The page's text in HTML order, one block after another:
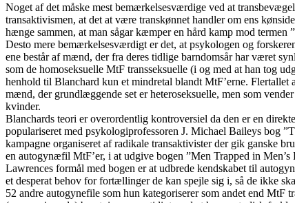
Noget af det måske mest bemærkelsesværdige ved at
transaktivismen, at det at være transkønnet handler om ens
hænge sammen, at man sågar kæmper en hård kamp mod termen
Desto mere bemærkelsesværdigt er det, at psykologen og
ene består af mænd, der fra deres tidlige barndomsår har været
som de homoseksuelle MtF transseksuelle (i og med at han tog
henhold til Blanchard kun et mindretal blandt MtF’erne.
mænd, der grundlæggende set er heteroseksuelle, men som
kvinder.
Blanchards teori er overordentlig kontroversiel da den er en
populariseret med psykologiprofessoren J. Michael Baileys bog
kampagne organiseret af radikale transaktivister der gik ganske
en autogynæfil MtF’er, i at udgive bogen ”Men Trapped in
Lawrences formål med bogen er at udbrede kendskabet til
et desperat behov for fortællinger de kan spejle sig i, så de ikke
52 andre autogynefile som hun kategoriserer som andet end MtF